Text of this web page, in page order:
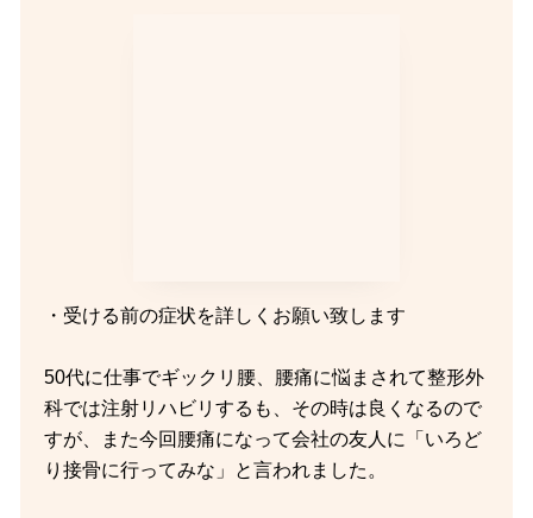
・受ける前の症状を詳しくお願い致します
50代に仕事でギックリ腰、腰痛に悩まされて整形外
科では注射リハビリするも、その時は良くなるので
すが、また今回腰痛になって会社の友人に「いろど
り接骨に行ってみな」と言われました。